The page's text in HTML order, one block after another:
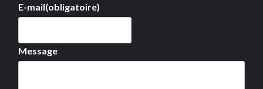
E-mail(obligatoire)
Message